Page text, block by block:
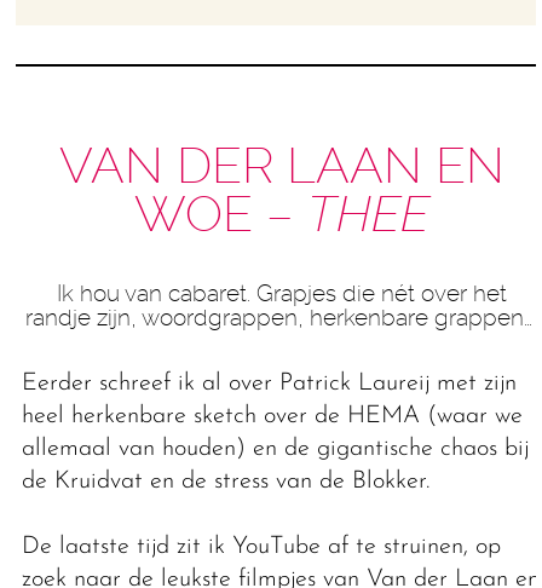
VAN DER LAAN EN
WOE – THEE
Ik hou van cabaret. Grapjes die nét over het
randje zijn, woordgrappen, herkenbare grappen…
Eerder schreef ik al over Patrick Laureij met zijn
heel herkenbare sketch over de HEMA (waar we
allemaal van houden) en de gigantische chaos bij
de Kruidvat en de stress van de Blokker.
De laatste tijd zit ik YouTube af te struinen, op
zoek naar de leukste filmpjes van Van der Laan en